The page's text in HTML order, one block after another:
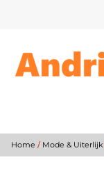
Home / Mode & Uiterlijk